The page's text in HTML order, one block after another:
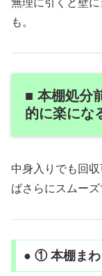
も。
■ 本棚処分
的に楽にな
中身入りでも回
ばさらにスムーズ
● ① 本棚まわ